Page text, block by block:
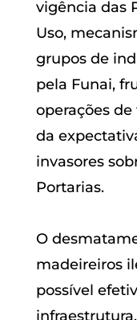
vigência das
Uso,
grupos de
pela Funai,
operações
da
invasores
Portarias.
O
madeireiros
possível